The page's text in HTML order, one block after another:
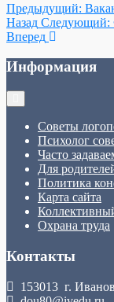
Предыдущий:
Назад Следующий:
Вперед
Информация
Советы
Психолог
Часто
Для
Политика
Карта сайта
Охрана труда
Контакты
153013 г.